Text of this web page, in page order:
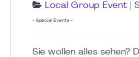
Local Group Event
- Special Events -
Sie wollen alles sehen?